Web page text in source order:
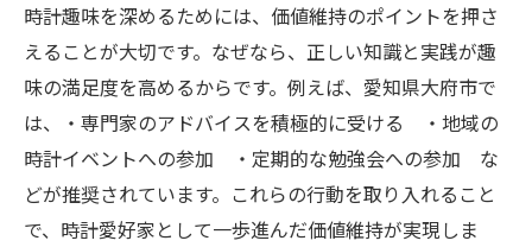
時計趣味を長く楽しむための秘訣
愛知県内で広がる時計愛好家のコミュニテ
ィ
日常を彩る時計との付き合い方
時計趣味を深めるためには、価値維持のポイントを押さ
えることが大切です。なぜなら、正しい知識と実践が趣
味の満足度を高めるからです。例えば、愛知県大府市で
は、・専門家のアドバイスを積極的に受ける ・地域の
時計イベントへの参加 ・定期的な勉強会への参加 な
どが推奨されています。これらの行動を取り入れること
で、時計愛好家として一歩進んだ価値維持が実現しま